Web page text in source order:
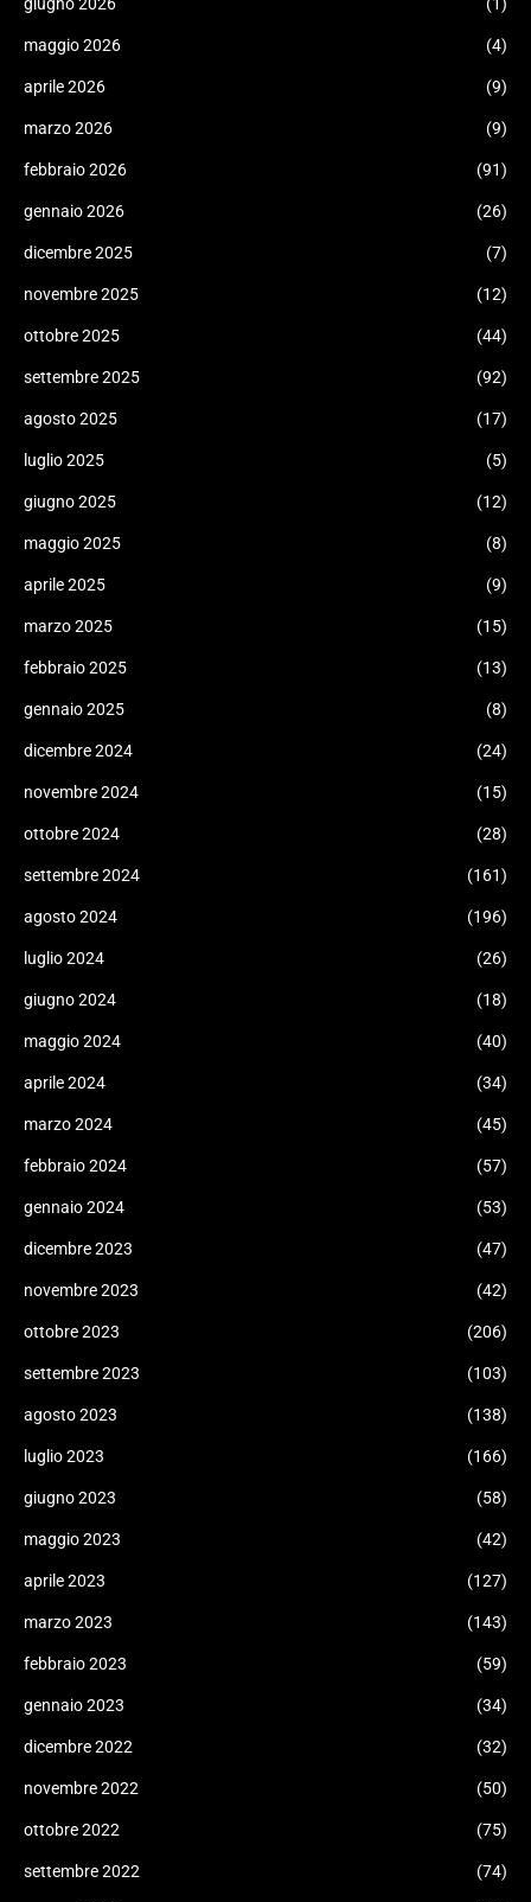
maggio 2026 (4)
aprile 2026 (9)
marzo 2026 (9)
febbraio 2026 (91)
gennaio 2026 (26)
dicembre 2025 (7)
novembre 2025 (12)
ottobre 2025 (44)
settembre 2025 (92)
agosto 2025 (17)
luglio 2025 (5)
giugno 2025 (12)
maggio 2025 (8)
aprile 2025 (9)
marzo 2025 (15)
febbraio 2025 (13)
gennaio 2025 (8)
dicembre 2024 (24)
novembre 2024 (15)
ottobre 2024 (28)
settembre 2024 (161)
agosto 2024 (196)
luglio 2024 (26)
giugno 2024 (18)
maggio 2024 (40)
aprile 2024 (34)
marzo 2024 (45)
febbraio 2024 (57)
gennaio 2024 (53)
dicembre 2023 (47)
novembre 2023 (42)
ottobre 2023 (206)
settembre 2023 (103)
agosto 2023 (138)
luglio 2023 (166)
giugno 2023 (58)
maggio 2023 (42)
aprile 2023 (127)
marzo 2023 (143)
febbraio 2023 (59)
gennaio 2023 (34)
dicembre 2022 (32)
novembre 2022 (50)
ottobre 2022 (75)
settembre 2022 (74)